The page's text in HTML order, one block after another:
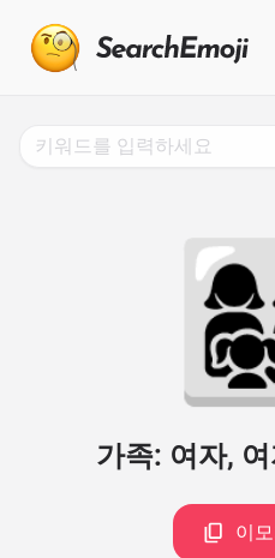
가족: 여자,
이